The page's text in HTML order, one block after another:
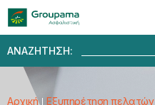
ΑΝΑΖΗΤΗΣΗ:
Αρχική Εξυπηρέτηση πελατών